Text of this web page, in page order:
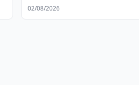
02/08/2026